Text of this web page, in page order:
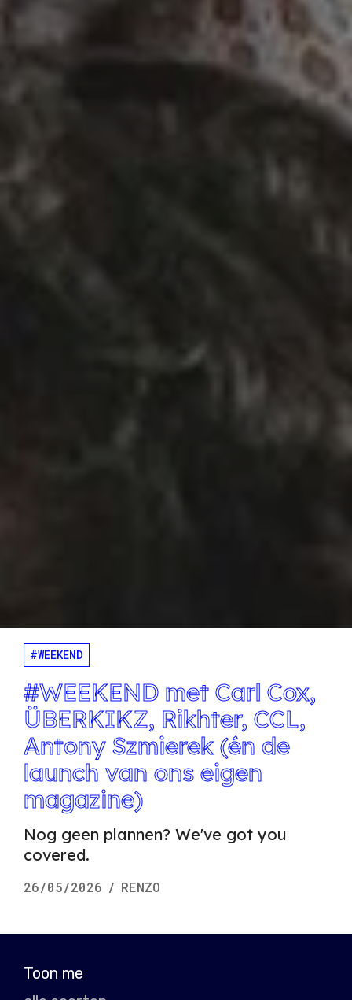
#WEEKEND
#WEEKEND met Carl Cox,
ÜBERKIKZ, Rikhter, CCL,
Antony Szmierek (én de
launch van ons eigen
magazine)
Nog geen plannen? We've got you
covered.
26/05/2026 / RENZO
Toon me